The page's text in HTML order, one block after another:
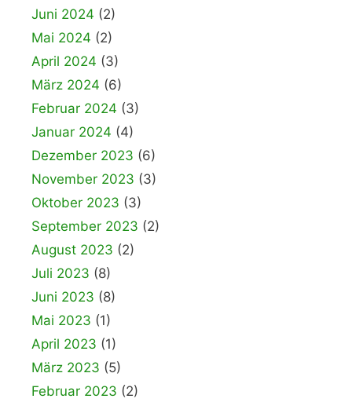
Juni 2024 (2)
Mai 2024 (2)
April 2024 (3)
März 2024 (6)
Februar 2024 (3)
Januar 2024 (4)
Dezember 2023 (6)
November 2023 (3)
Oktober 2023 (3)
September 2023 (2)
August 2023 (2)
Juli 2023 (8)
Juni 2023 (8)
Mai 2023 (1)
April 2023 (1)
März 2023 (5)
Februar 2023 (2)